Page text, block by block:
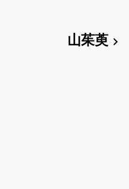
山茱萸chevron_right